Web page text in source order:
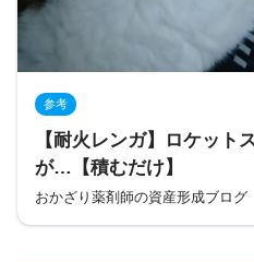
参考
【耐火レンガ】ロケット
が…【積むだけ】
おかざり薬剤師の資産形成ブログ